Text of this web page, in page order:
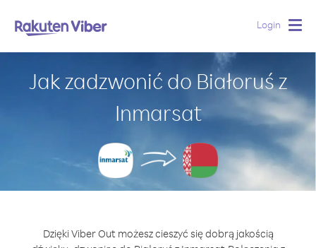
Login
Jak zadzwonić do Białoruś z
Inmarsat
Dzięki Viber Out możesz cieszyć się dobrą jakością